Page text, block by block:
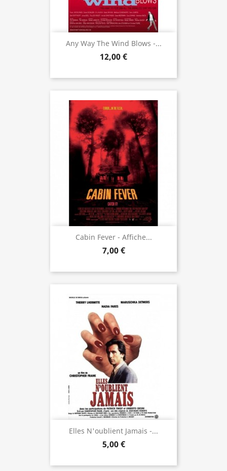
Any Way The Wind Blows -...
12,00 €
Cabin Fever - Affiche...
7,00 €
Elles N'oublient Jamais -...
5,00 €